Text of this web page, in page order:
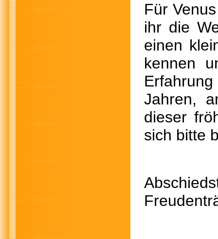
Für
ihr die
einen
kennen
Jahren,
dieser
sich bitte